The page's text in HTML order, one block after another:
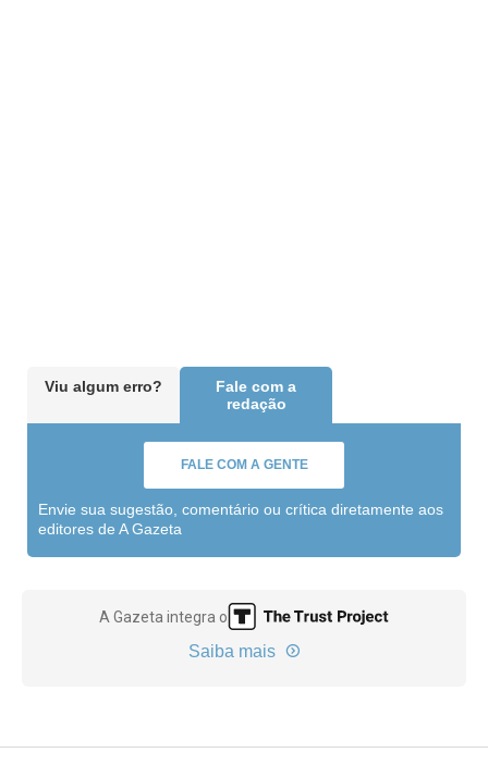
Viu algum erro?
Fale com a
redação
FALE COM A GENTE
Envie sua sugestão, comentário ou crítica diretamente aos
editores de A Gazeta
A Gazeta integra o
Saiba mais